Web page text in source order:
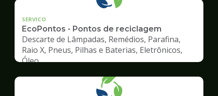
SERVICO
EcoPontos - Pontos de reciclagem
Descarte de Lâmpadas, Remédios, Parafina,
Raio X, Pneus, Pilhas e Baterias, Eletrônicos,
Óleo